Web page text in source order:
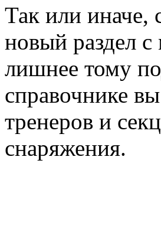
Так или иначе,
новый раздел
лишнее тому
справочнике
тренеров и
снаряжения.